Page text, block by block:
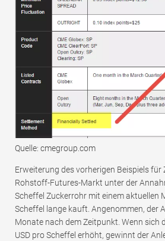
Quelle: cmegroup.com
Erweiterung des vorherigen Beispiels
Rohstoff-Futures-Markt unter der
Scheffel Zuckerrohr mit einem aktuellen
Scheffel lange kauft. Angenommen, der
Monate nach dem Zeitpunkt. Wenn sich
USD pro Scheffel erhöht, gewinnt der